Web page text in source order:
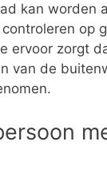
kan worden
op
ervoor zorgt
van de